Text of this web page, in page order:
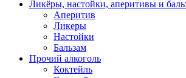
Ликёры, настойки, аперитивы и
Аперитив
Ликеры
Настойки
Бальзам
Прочий алкоголь
Коктейль